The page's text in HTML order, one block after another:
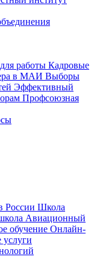
работы Кадровые
в МАИ Выборы
Эффективный
Профсоюзная
России Школа
Авиационный
обучение Онлайн-